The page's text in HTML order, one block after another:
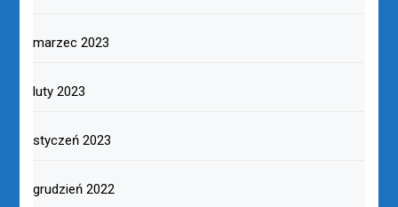
marzec 2023
luty 2023
styczeń 2023
grudzień 2022